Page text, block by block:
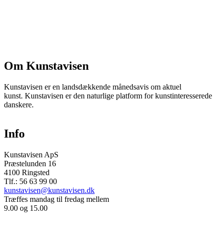
Om Kunstavisen
Kunstavisen er en landsdækkende månedsavis om aktuel
kunst. Kunstavisen er den naturlige platform for kunstinteresserede
danskere.
Info
Kunstavisen ApS
Præstelunden 16
4100 Ringsted
Tlf.: 56 63 99 00
kunstavisen@kunstavisen.dk
Træffes mandag til fredag mellem
9.00 og 15.00